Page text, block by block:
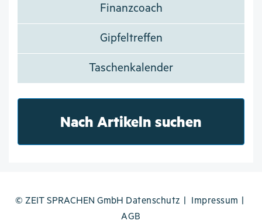
Finanzcoach
Gipfeltreffen
Taschenkalender
Nach Artikeln suchen
© ZEIT SPRACHEN GmbH Datenschutz
Impressum
AGB